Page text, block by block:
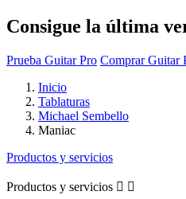
Consigue la última
Prueba Guitar Pro Comprar Guitar
Inicio
Tablaturas
Michael Sembello
Maniac
Productos y servicios
Productos y servicios  